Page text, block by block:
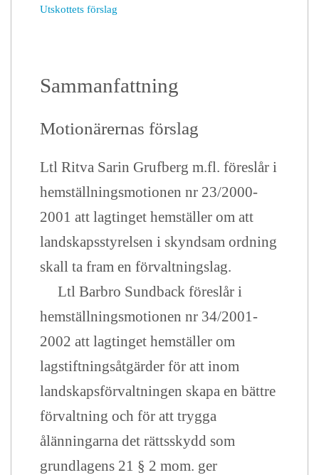
Utskottets förslag
Sammanfattning
Motionärernas förslag
Ltl Ritva Sarin Grufberg m.fl. föreslår i
hemställningsmotionen nr 23/2000-
2001 att lagtinget hemställer om att
landskapsstyrelsen i skyndsam ordning
skall ta fram en förvaltningslag.
Ltl Barbro Sundback föreslår i
hemställningsmotionen nr 34/2001-
2002 att lagtinget hemställer om
lagstiftningsåtgärder för att inom
landskapsförvaltningen skapa en bättre
förvaltning och för att trygga
ålänningarna det rättsskydd som
grundlagens 21 § 2 mom. ger